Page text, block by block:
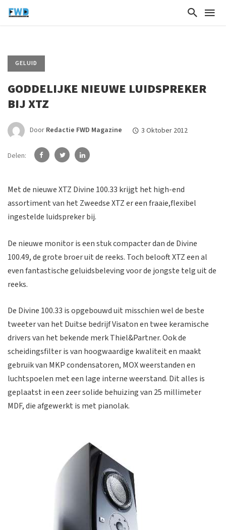
GELUID
GODDELIJKE NIEUWE LUIDSPREKER
BIJ XTZ
Door Redactie FWD Magazine 3 Oktober 2012
Delen:
Met de nieuwe XTZ Divine 100.33 krijgt het high-end
assortiment van het Zweedse XTZ er een fraaie,flexibel
ingestelde luidspreker bij.
De nieuwe monitor is een stuk compacter dan de Divine
100.49, de grote broer uit de reeks. Toch belooft XTZ een al
even fantastische geluidsbeleving voor de jongste telg uit de
reeks.
De Divine 100.33 is opgebouwd uit misschien wel de beste
tweeter van het Duitse bedrijf Visaton en twee keramische
drivers van het bekende merk Thiel&Partner. Ook de
scheidingsfilter is van hoogwaardige kwaliteit en maakt
gebruik van MKP condensatoren, MOX weerstanden en
luchtspoelen met een lage interne weerstand. Dit alles is
geplaatst in een zeer solide behuizing van 25 millimeter
MDF, die afgewerkt is met pianolak.